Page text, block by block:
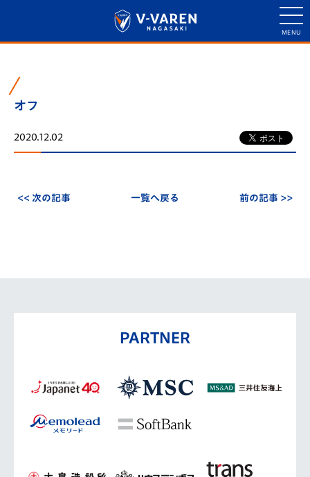
オフ
2020.12.02
<< 次の記事 一覧へ戻る 前の記事 >>
PARTNER